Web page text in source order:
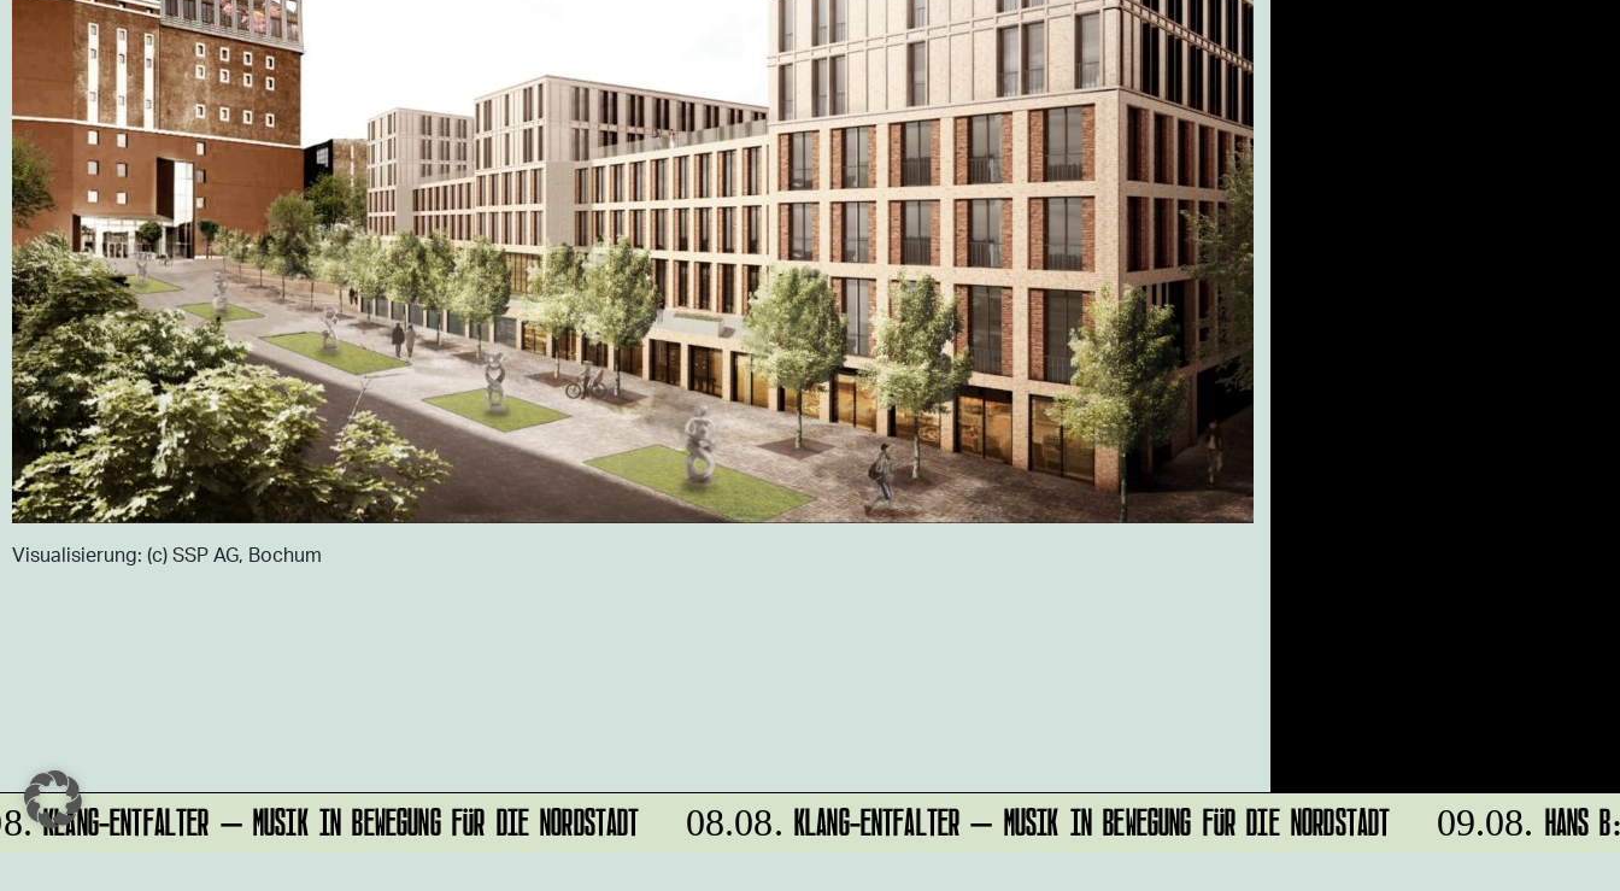
Visualisierung: (c) SSP AG, Bochum
KLANG-ENTFALTER – MUSIK IN BEWEGUNG FÜR DIE NORDSTADT 08.08.KLANG-ENTFALTER – MUSIK IN BEWEGUNG FÜR DIE NORDSTADT 09.08.HANS B: